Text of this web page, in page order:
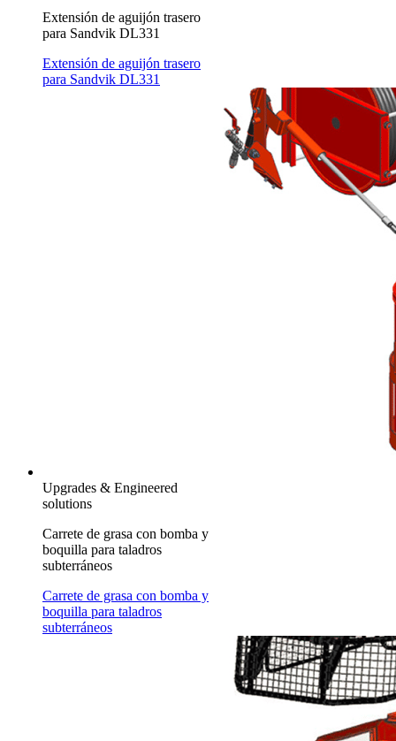
Extensión de aguijón trasero
para Sandvik DL331
Extensión de aguijón trasero
para Sandvik DL331
Upgrades & Engineered
solutions
Carrete de grasa con bomba y
boquilla para taladros
subterráneos
Carrete de grasa con bomba y
boquilla para taladros
subterráneos